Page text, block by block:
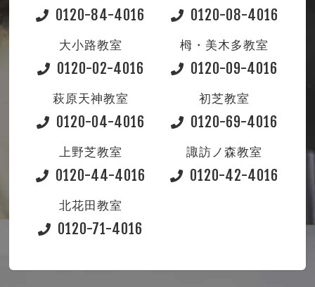
0120-84-4016 0120-08-4016
大小路教室
0120-02-4016
栂・美木多教室
0120-09-4016
萩原天神教室
0120-04-4016
初芝教室
0120-69-4016
上野芝教室
0120-44-4016
諏訪ノ森教室
0120-42-4016
北花田教室
0120-71-4016